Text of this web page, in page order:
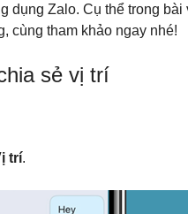
dụng Zalo. Cụ thể trong
cùng tham khảo ngay nhé!
sẻ vị trí
trí.